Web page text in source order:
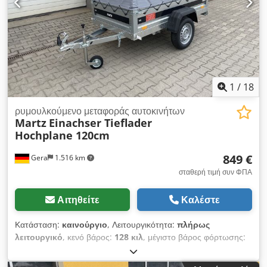
ρυμουλκούμενα και εξοπλισμό αποδεσμευόμενου τύπου. Με
ένα πάρκο οχημάτων άμεσης παράδοσης που περιλαμβάνει
περισσότερα από 50 φορτηγά και περισσότερα από 150
κοντέινερ, κάδους με και χωρίς γερανό. S.E.&O Λαμβάνοντας
υπόψη την ποσότητα των διαφημίσεων και των λεπτομερειών
που έχουν καταχωρηθεί, η Aurora καλεί τους ενδιαφερόμενους
να επιβεβαιώσουν την ορθότητα των δεδομένων με το τμήμα
πωλήσεων.
1 / 18
Gera 1.516 km
ρυμουλκούμενο μεταφοράς αυτοκινήτων
Martz Einachser Tieflader
Hochplane 120cm
849 €
σταθερή τιμή συν ΦΠΑ
Αιτηθείτε Καλέστε
Κατάσταση: καινούργιο, Λειτουργικότητα: πλήρως
λειτουργικό, κενό βάρος: 128 κιλ, μέγιστο βάρος φόρτωσης:
750 κιλ
μήκος χώρου φόρτωσης:2.010 χιλ., πλάτος χώρου